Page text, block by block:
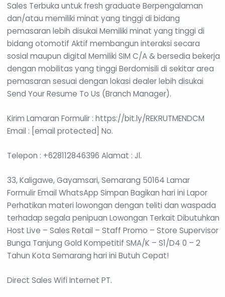
Sales Terbuka untuk fresh graduate Berpengalaman
dan/atau memiliki minat yang tinggi di bidang
pemasaran lebih disukai Memiliki minat yang tinggi di
bidang otomotif Aktif membangun interaksi secara
sosial maupun digital Memiliki SIM C/A & bersedia bekerja
dengan mobilitas yang tinggi Berdomisili di sekitar area
pemasaran sesuai dengan lokasi dealer lebih disukai
Send Your Resume To Us (Branch Manager).
Kirim Lamaran Formulir : https://bit.ly/REKRUTMENDCM
Email : [email protected] No.
Telepon : +628112846396 Alamat : Jl.
33, Kaligawe, Gayamsari, Semarang 50164 Lamar
Formulir Email WhatsApp Simpan Bagikan hari ini Lapor
Perhatikan materi lowongan dengan teliti dan waspada
terhadap segala penipuan Lowongan Terkait Dibutuhkan
Host Live – Sales Retail – Staff Promo – Store Supervisor
Bunga Tanjung Gold Kompetitif SMA/K – S1/D4 0 – 2
Tahun Kota Semarang hari ini Butuh Cepat!
Direct Sales Wifi Internet PT.